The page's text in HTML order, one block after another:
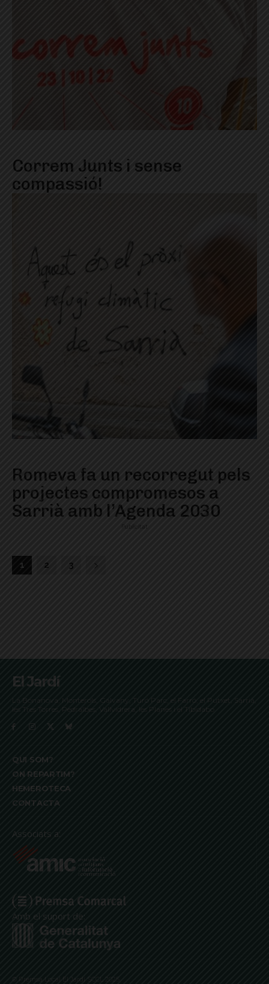
Correm Junts i sense
compassió!
Romeva fa un recorregut pels
projectes compromesos a
Sarrià amb l’Agenda 2030
Publicitat
1 2 3
El Jardí
La Bonanova, Monterols, Galvany, Turó Parc, el Farró, el Putxet, Sarrià,
les Tres Torres, Pedralbes, Vallvidrera, les Planes i el Tibidabo
QUI SOM?
ON REPARTIM?
HEMEROTECA
CONTACTA
Associats a:
Amb el suport de:
© Premsa Local El Jardí SCCL 2025